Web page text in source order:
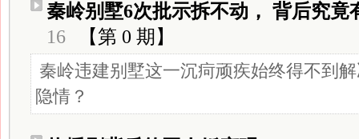
秦岭别墅6次批示拆不动， 背后究竟
16
【第 0 期】
秦岭违建别墅这一沉疴顽疾始终得不到
隐情？